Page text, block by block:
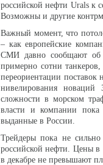
российской нефти Urals к
Возможны и другие
Важный момент, что
– как европейские
СМИ давно сообщают об
примерно сотни
переориентации
нивелирования новаций
сложности в морском
власти и компании пока
выданные в России.
Трейдеры пока не сильно
российской нефти. Цены в
в декабре не превышают